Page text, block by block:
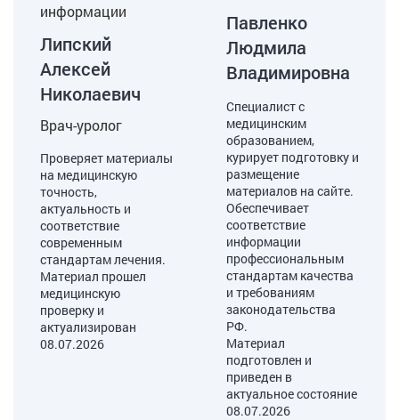
информации
Липский
Алексей
Николаевич
Врач-уролог
Проверяет материалы
на медицинскую
точность,
актуальность и
соответствие
современным
стандартам лечения.
Материал прошел
медицинскую
проверку и
актуализирован
08.07.2026
Павленко
Людмила
Владимировна
Специалист с
медицинским
образованием,
курирует подготовку и
размещение
материалов на сайте.
Обеспечивает
соответствие
информации
профессиональным
стандартам качества
и требованиям
законодательства
РФ.
Материал
подготовлен и
приведен в
актуальное состояние
08.07.2026